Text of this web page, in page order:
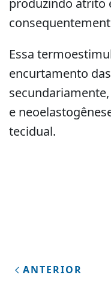
Essa
encurtamento
e
tecidual.
ANTERIOR